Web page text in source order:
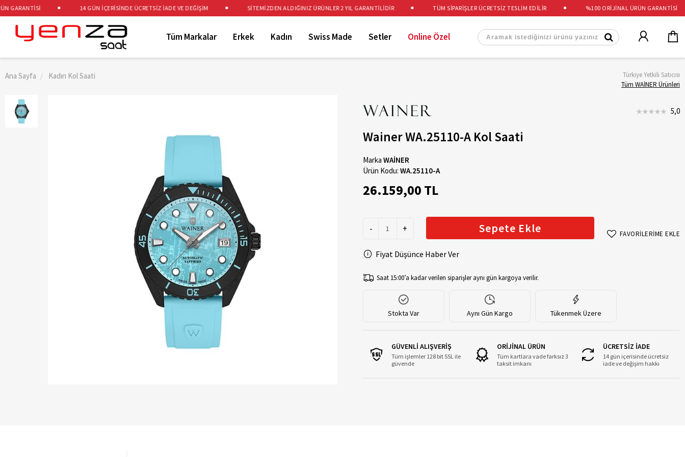
TÜM SİPARİŞLER ÜCRETSİZ TESLİM EDİLİR %100 ORİJİNAL ÜRÜN GARANTİSİ
14 GÜN İÇERİSİNDE ÜCRETSİZ İADE VE DEĞİŞİM SİTEMİZDEN ALDIĞINIZ ÜRÜNLER 2 YIL GARANTİLİDİR
Tüm Markalar Erkek Kadın Swiss Made Setler Online Özel
Ana Sayfa Kadın Kol Saati
Türkiye Yetkili Satıcısı
Tüm WAİNER Ürünleri
5,0
Wainer WA.25110-A Kol Saati
Marka WAİNER
Ürün Kodu: WA.25110-A
26.159,00 TL
- + Sepete Ekle FAVORİLERİME EKLE
Fiyat Düşünce Haber Ver
Saat 15:00’a kadar verilen siparişler aynı gün kargoya verilir.
Stokta Var Aynı Gün Kargo Tükenmek Üzere
GÜVENLİ ALIŞVERİŞ
Tüm işlemler 128 bit SSL ile
güvende
ORİJİNAL ÜRÜN
Tüm kartlara vade farksız 3
taksit imkanı
ÜCRETSİZ İADE
14 gün içerisinde ücretsiz
iade ve değişim hakkı